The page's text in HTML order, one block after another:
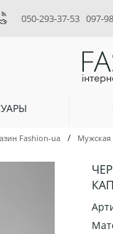
050-293-37-53 097-
Fashion-ua / Мужская